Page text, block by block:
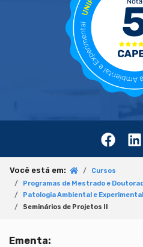
Você está em:
Cursos
Programas de Mestrado e
Patologia Ambiental e Experimental
Seminários de Projetos II
Ementa: